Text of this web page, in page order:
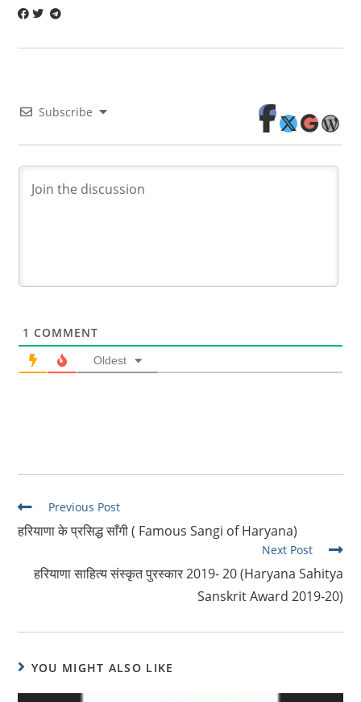
Subscribe
1 COMMENT
Oldest
Read
more
articles
Previous Post
हरियाणा के प्रसिद्ध साँगी ( Famous Sangi of Haryana)
Next Post
हरियाणा साहित्य संस्कृत पुरस्कार 2019- 20 (Haryana Sahitya
Sanskrit Award 2019-20)
YOU MIGHT ALSO LIKE